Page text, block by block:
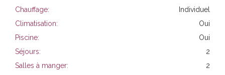
Chauffage:
Individuel
Climatisation:
Oui
Piscine:
Oui
Séjours:
2
Salles à manger:
2